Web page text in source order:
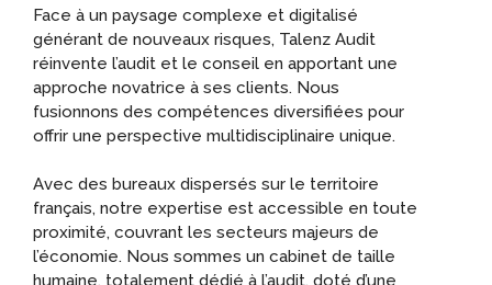
Face à un paysage complexe et digitalisé
générant de nouveaux risques, Talenz Audit
réinvente l’audit et le conseil en apportant une
approche novatrice à ses clients. Nous
fusionnons des compétences diversifiées pour
offrir une perspective multidisciplinaire unique.
Avec des bureaux dispersés sur le territoire
français, notre expertise est accessible en toute
proximité, couvrant les secteurs majeurs de
l’économie. Nous sommes un cabinet de taille
humaine, totalement dédié à l’audit, doté d’une